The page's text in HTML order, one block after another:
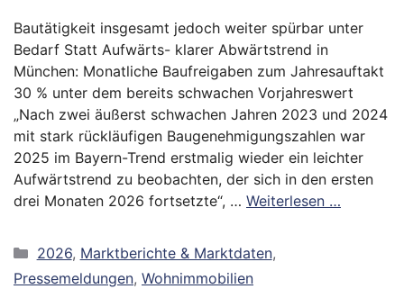
Bautätigkeit insgesamt jedoch weiter spürbar unter
Bedarf Statt Aufwärts- klarer Abwärtstrend in
München: Monatliche Baufreigaben zum Jahresauftakt
30 % unter dem bereits schwachen Vorjahreswert
„Nach zwei äußerst schwachen Jahren 2023 und 2024
mit stark rückläufigen Baugenehmigungszahlen war
2025 im Bayern-Trend erstmalig wieder ein leichter
Aufwärtstrend zu beobachten, der sich in den ersten
drei Monaten 2026 fortsetzte“, … Weiterlesen …
Kategorien
2026, Marktberichte & Marktdaten,
Pressemeldungen, Wohnimmobilien